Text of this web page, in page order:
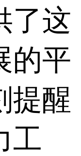
了这
的平
提醒
工